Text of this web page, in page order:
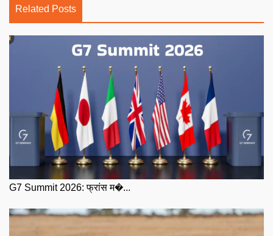
Related Posts
G7 Summit 2026: फ्रांस म�...